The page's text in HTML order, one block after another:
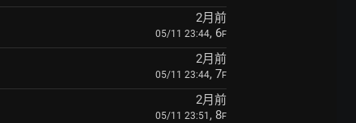
2月前
05/11 23:44, 6F
2月前
05/11 23:44, 7F
2月前
05/11 23:51 , 8F